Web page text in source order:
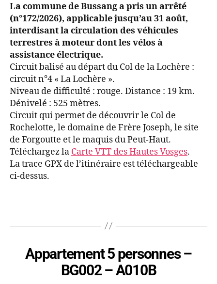
La commune de Bussang a pris un arrêté
(n°172/2026), applicable jusqu’au 31 août,
interdisant la circulation des véhicules
terrestres à moteur dont les vélos à
assistance électrique.
Circuit balisé au départ du Col de la Lochère :
circuit n°4 « La Lochère ».
Niveau de difficulté : rouge. Distance : 19 km.
Dénivelé : 525 mètres.
Circuit qui permet de découvrir le Col de
Rochelotte, le domaine de Frère Joseph, le site
de Forgoutte et le maquis du Peut-Haut.
Téléchargez la Carte VTT des Hautes Vosges.
La trace GPX de l’itinéraire est téléchargeable
ci-dessus.
Appartement 5 personnes –
BG002 – A010B